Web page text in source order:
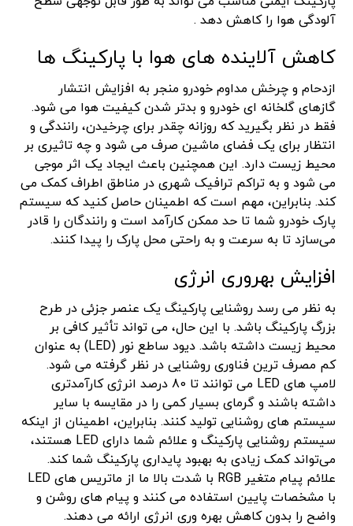
آلودگی هوا را کاهش دهد .
کاهش آلاینده های هوا با پارکینگ ها
ازدحام و چرخش مداوم خودرو منجر به افزایش انتشار
گازهای گلخانه ای خودرو و بدتر شدن کیفیت هوا می شود.
فقط در نظر بگیرید که روزانه چقدر برای چرخیدن، رانندگی و
انتظار برای یک فضای ماشین صرف می شود و چه تاثیری بر
محیط زیست دارد. این همچنین باعث ایجاد یک اثر موجی
می شود و به تراکم ترافیک شهری در مناطق اطراف کمک می
کند. بنابراین، مهم است که اطمینان حاصل کنید که سیستم
پارک خودرو شما تا حد ممکن کارآمد است و رانندگان را قادر
می‌سازد تا به سرعت و به راحتی محل پارک را پیدا کنند.
افزایش بهروری انرژی
به نظر می رسد روشنایی پارکینگ یک عنصر جزئی در طرح
بزرگ پارکینگ باشد. با این حال، می تواند تأثیر کافی بر
محیط زیست داشته باشد. دیود ساطع نور (LED) به عنوان
کم مصرف ترین فناوری روشنایی در نظر گرفته می شود.
لامپ های LED می توانند تا 80 درصد انرژی کارآمدتری
داشته باشند و گرمای بسیار کمی را در مقایسه با سایر
سیستم های روشنایی تولید کنند. بنابراین، اطمینان از اینکه
سیستم روشنایی پارکینگ و علائم شما دارای LED هستند،
می‌تواند کمک زیادی به بهبود پایداری پارکینگ شما کند.
علائم پیام متغیر RGB با شدت بالا ما از ماتریس های LED
با مشخصات پایین استفاده می کنند و پیام های روشن و
واضح را بدون کاهش بهره وری انرژی ارائه می دهند.